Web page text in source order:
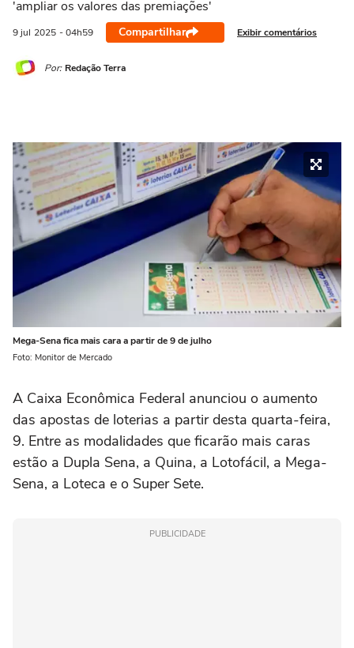
'ampliar os valores das premiações'
9 jul 2025 - 04h59 Compartilhar Exibir comentários
Por: Redação Terra
Mega-Sena fica mais cara a partir de 9 de julho
Foto: Monitor de Mercado
A Caixa Econômica Federal anunciou o aumento
das apostas de loterias a partir desta quarta-feira,
9. Entre as modalidades que ficarão mais caras
estão a Dupla Sena, a Quina, a Lotofácil, a Mega-
Sena, a Loteca e o Super Sete.
PUBLICIDADE